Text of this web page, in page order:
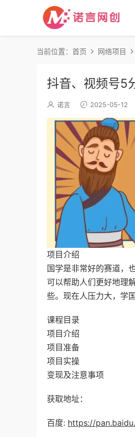
当前位置： 首页 网络项目
抖音、视频号5
诺言 2025-05-12
项目介绍
国学是非常好的赛道，
可以帮助人们更好地理
些。现在人压力大，学
课程目录
项目介绍
项目准备
项目实操
变现及注意事项
获取地址：
百度: https://